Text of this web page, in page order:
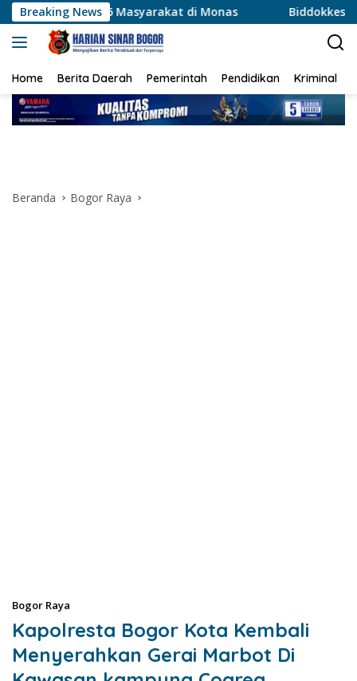
Langsung
ke
konten
Breaking News
di Monas Biddokkes Polda Metro Jaya
Home Berita Daerah Pemerintah Pendidikan Kriminal
Beranda Bogor Raya
Bogor Raya
Kapolresta Bogor Kota Kembali
Menyerahkan Gerai Marbot Di